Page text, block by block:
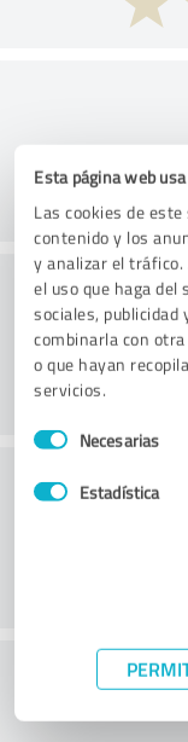
Esta página web
Las cookies de
contenido y los
y analizar el
el uso que haga
sociales, publicidad
combinarla con
o que hayan
servicios.
Selección
de
Necesarias
Estadística
¿Qué te